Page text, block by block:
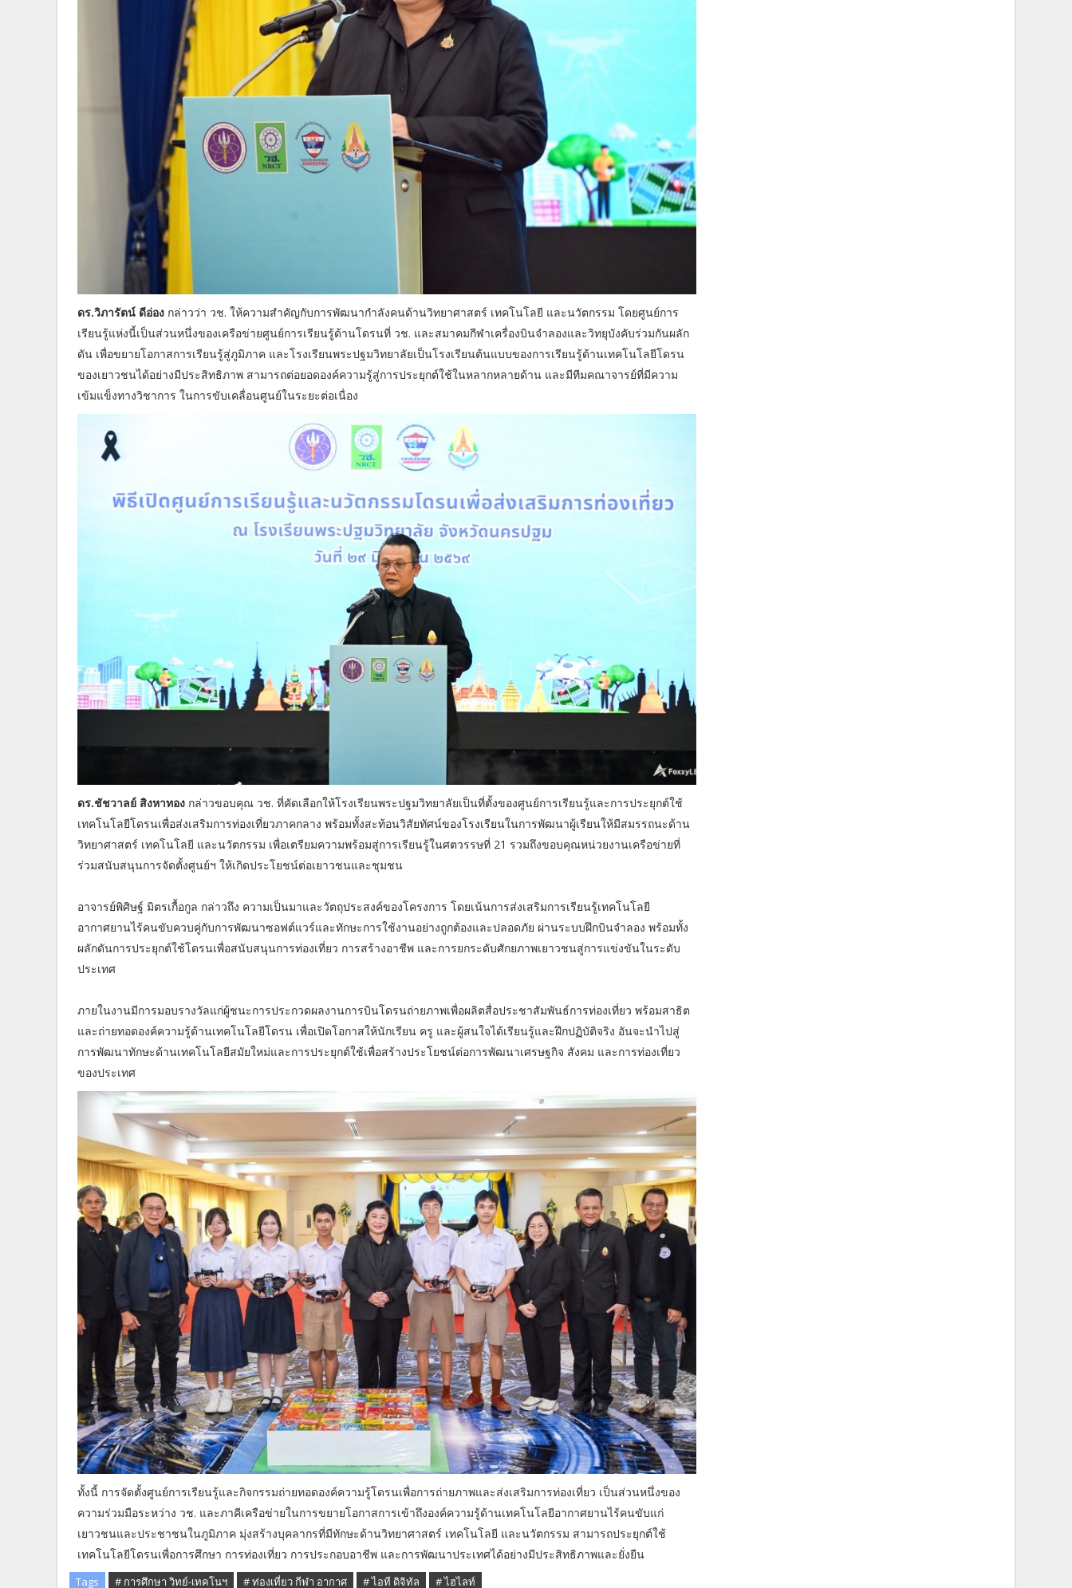
ดร.วิภารัตน์ ดีอ่อง กล่าวว่า วช. ให้ความสำคัญกับการพัฒนากำลังคนด้านวิทยาศาสตร์ เทคโนโลยี และนวัตกรรม โดยศูนย์การ
เรียนรู้แห่งนี้เป็นส่วนหนึ่งของเครือข่ายศูนย์การเรียนรู้ด้านโดรนที่ วช. และสมาคมกีฬาเครื่องบินจำลองและวิทยุบังคับร่วมกันผลัก
ดัน เพื่อขยายโอกาสการเรียนรู้สู่ภูมิภาค และโรงเรียนพระปฐมวิทยาลัยเป็นโรงเรียนต้นแบบของการเรียนรู้ด้านเทคโนโลยีโดรน
ของเยาวชนได้อย่างมีประสิทธิภาพ สามารถต่อยอดองค์ความรู้สู่การประยุกต์ใช้ในหลากหลายด้าน และมีทีมคณาจารย์ที่มีความ
เข้มแข็งทางวิชาการ ในการขับเคลื่อนศูนย์ในระยะต่อเนื่อง
ดร.ชัชวาลย์ สิงหาทอง กล่าวขอบคุณ วช. ที่คัดเลือกให้โรงเรียนพระปฐมวิทยาลัยเป็นที่ตั้งของศูนย์การเรียนรู้และการประยุกต์ใช้
เทคโนโลยีโดรนเพื่อส่งเสริมการท่องเที่ยวภาคกลาง พร้อมทั้งสะท้อนวิสัยทัศน์ของโรงเรียนในการพัฒนาผู้เรียนให้มีสมรรถนะด้าน
วิทยาศาสตร์ เทคโนโลยี และนวัตกรรม เพื่อเตรียมความพร้อมสู่การเรียนรู้ในศตวรรษที่ 21 รวมถึงขอบคุณหน่วยงานเครือข่ายที่
ร่วมสนับสนุนการจัดตั้งศูนย์ฯ ให้เกิดประโยชน์ต่อเยาวชนและชุมชน
อาจารย์พิศิษฐ์ มิตรเกื้อกูล กล่าวถึง ความเป็นมาและวัตถุประสงค์ของโครงการ โดยเน้นการส่งเสริมการเรียนรู้เทคโนโลยี
อากาศยานไร้คนขับควบคู่กับการพัฒนาซอฟต์แวร์และทักษะการใช้งานอย่างถูกต้องและปลอดภัย ผ่านระบบฝึกบินจำลอง พร้อมทั้ง
ผลักดันการประยุกต์ใช้โดรนเพื่อสนับสนุนการท่องเที่ยว การสร้างอาชีพ และการยกระดับศักยภาพเยาวชนสู่การแข่งขันในระดับ
ประเทศ
ภายในงานมีการมอบรางวัลแก่ผู้ชนะการประกวดผลงานการบินโดรนถ่ายภาพเพื่อผลิตสื่อประชาสัมพันธ์การท่องเที่ยว พร้อมสาธิต
และถ่ายทอดองค์ความรู้ด้านเทคโนโลยีโดรน เพื่อเปิดโอกาสให้นักเรียน ครู และผู้สนใจได้เรียนรู้และฝึกปฏิบัติจริง อันจะนำไปสู่
การพัฒนาทักษะด้านเทคโนโลยีสมัยใหม่และการประยุกต์ใช้เพื่อสร้างประโยชน์ต่อการพัฒนาเศรษฐกิจ สังคม และการท่องเที่ยว
ของประเทศ
ทั้งนี้ การจัดตั้งศูนย์การเรียนรู้และกิจกรรมถ่ายทอดองค์ความรู้โดรนเพื่อการถ่ายภาพและส่งเสริมการท่องเที่ยว เป็นส่วนหนึ่งของ
ความร่วมมือระหว่าง วช. และภาคีเครือข่ายในการขยายโอกาสการเข้าถึงองค์ความรู้ด้านเทคโนโลยีอากาศยานไร้คนขับแก่
เยาวชนและประชาชนในภูมิภาค มุ่งสร้างบุคลากรที่มีทักษะด้านวิทยาศาสตร์ เทคโนโลยี และนวัตกรรม สามารถประยุกต์ใช้
เทคโนโลยีโดรนเพื่อการศึกษา การท่องเที่ยว การประกอบอาชีพ และการพัฒนาประเทศได้อย่างมีประสิทธิภาพและยั่งยืน
Tags # การศึกษา วิทย์-เทคโนฯ # ท่องเที่ยว กีฬา อากาศ # ไอที ดิจิทัล # ไฮไลท์